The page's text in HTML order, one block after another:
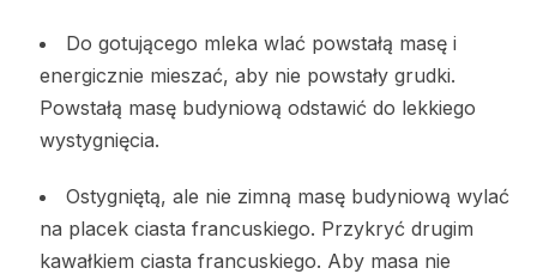
Do gotującego mleka wlać powstałą masę i
energicznie mieszać, aby nie powstały grudki.
Powstałą masę budyniową odstawić do lekkiego
wystygnięcia.
Ostygniętą, ale nie zimną masę budyniową wylać
na placek ciasta francuskiego. Przykryć drugim
kawałkiem ciasta francuskiego. Aby masa nie